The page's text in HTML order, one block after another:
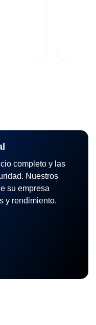
completo y las
Nuestros
su empresa
y rendimiento.